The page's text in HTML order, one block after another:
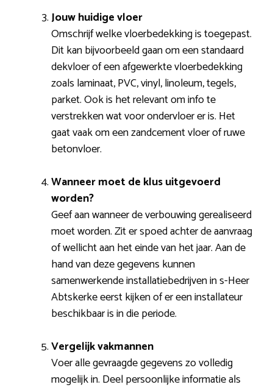
Jouw huidige vloer
Omschrijf welke vloerbedekking is toegepast.
Dit kan bijvoorbeeld gaan om een standaard
dekvloer of een afgewerkte vloerbedekking
zoals laminaat, PVC, vinyl, linoleum, tegels,
parket. Ook is het relevant om info te
verstrekken wat voor ondervloer er is. Het
gaat vaak om een zandcement vloer of ruwe
betonvloer.
Wanneer moet de klus uitgevoerd
worden?
Geef aan wanneer de verbouwing gerealiseerd
moet worden. Zit er spoed achter de aanvraag
of wellicht aan het einde van het jaar. Aan de
hand van deze gegevens kunnen
samenwerkende installatiebedrijven in s-Heer
Abtskerke eerst kijken of er een installateur
beschikbaar is in die periode.
Vergelijk vakmannen
Voer alle gevraagde gegevens zo volledig
mogelijk in. Deel persoonlijke informatie als